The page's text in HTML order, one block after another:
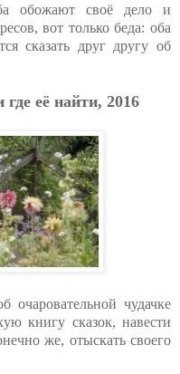
обожают своё дело и
вот только беда: оба
сказать друг другу об
её найти, 2016
чудачке
книгу сказок, навести
же, отыскать своего